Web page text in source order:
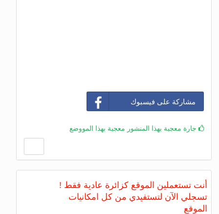
مشاركة على فيسبوك
جارة معجبة بهذا المنشور معجبة بهذا المووضع
أنت تستعملين الموقع كزائرة عادية فقط !
تسجلي الآن لتستفيدي من كل امكانيات
الموقع